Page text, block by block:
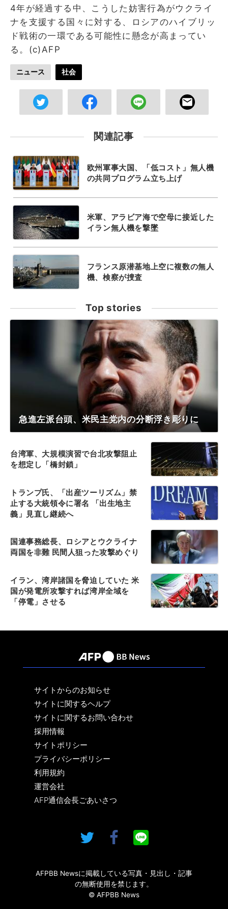
4年が経過する中、こうした妨害行為がウクライ
ナを支援する国々に対する、ロシアのハイブリッ
ド戦術の一環である可能性に懸念が高まってい
る。(c)AFP
ニュース 社会
関連記事
欧州軍事大国、「低コスト」無人機
の共同プログラム立ち上げ
米軍、アラビア海で空母に接近した
イラン無人機を撃墜
フランス原潜基地上空に複数の無人
機、検察が捜査
Top stories
急進左派台頭、米民主党内の分断浮き彫りに
台湾軍、大規模演習で台北攻撃阻止
を想定し「橋封鎖」
トランプ氏、「出産ツーリズム」禁
止する大統領令に署名 「出生地主
義」見直し継続へ
国連事務総長、ロシアとウクライナ
両国を非難 民間人狙った攻撃めぐり
イラン、湾岸諸国を脅迫していた 米
国が発電所攻撃すれば湾岸全域を
「停電」させる
サイトからのお知らせ
サイトに関するヘルプ
サイトに関するお問い合わせ
採用情報
サイトポリシー
プライバシーポリシー
利用規約
運営会社
AFP通信会長ごあいさつ
AFPBB Newsに掲載している写真・見出し・記事
の無断使用を禁じます。
© AFPBB News